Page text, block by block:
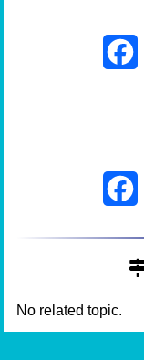
No related topic.